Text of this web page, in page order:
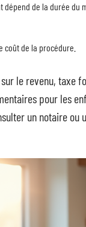
de la durée du
de la procédure.
le revenu, taxe
pour les
un notaire ou